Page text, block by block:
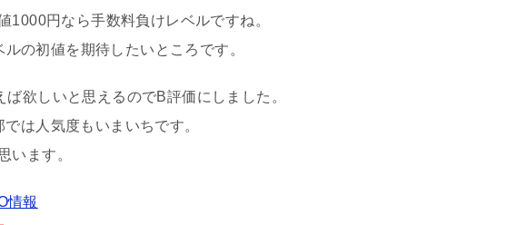
1000円なら手数料負けレベルですね。
の初値を期待したいところです。
欲しいと思えるのでB評価にしました。
は人気度もいまいちです。
います。
情報